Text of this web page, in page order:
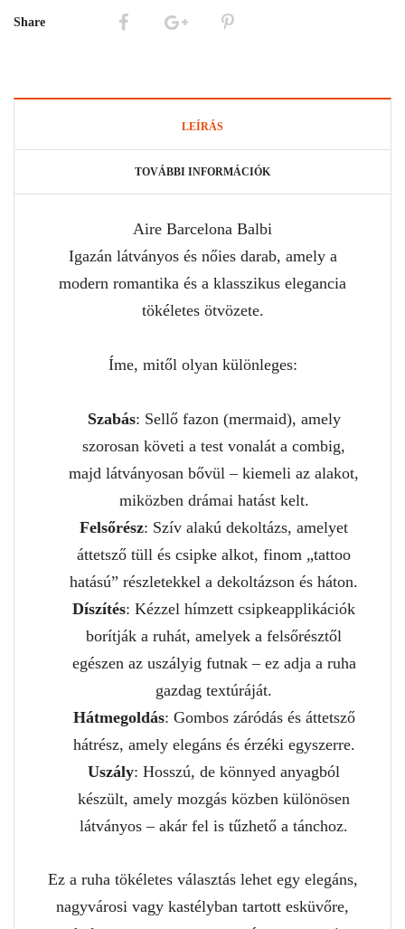
Share
LEÍRÁS
TOVÁBBI INFORMÁCIÓK
Aire Barcelona Balbi
Igazán látványos és nőies darab, amely a
modern romantika és a klasszikus elegancia
tökéletes ötvözete.
Íme, mitől olyan különleges:
Szabás: Sellő fazon (mermaid), amely
szorosan követi a test vonalát a combig,
majd látványosan bővül – kiemeli az alakot,
miközben drámai hatást kelt.
Felsőrész: Szív alakú dekoltázs, amelyet
áttetsző tüll és csipke alkot, finom „tattoo
hatású” részletekkel a dekoltázson és háton.
Díszítés: Kézzel hímzett csipkeapplikációk
borítják a ruhát, amelyek a felsőrésztől
egészen az uszályig futnak – ez adja a ruha
gazdag textúráját.
Hátmegoldás: Gombos záródás és áttetsző
hátrész, amely elegáns és érzéki egyszerre.
Uszály: Hosszú, de könnyed anyagból
készült, amely mozgás közben különösen
látványos – akár fel is tűzhető a tánchoz.
Ez a ruha tökéletes választás lehet egy elegáns,
nagyvárosi vagy kastélyban tartott esküvőre,